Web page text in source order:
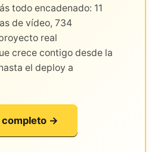
todo encadenado: 11
de vídeo, 734
real
crece contigo desde la
el deploy a
completo →